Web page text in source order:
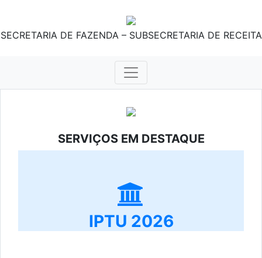
SECRETARIA DE FAZENDA – SUBSECRETARIA DE RECEITA
SERVIÇOS EM DESTAQUE
IPTU 2026